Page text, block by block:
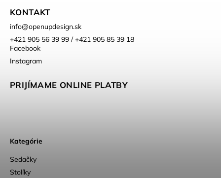
KONTAKT
info@openupdesign.sk
+421 905 56 39 99 / +421 905 85 39 18
Facebook
Instagram
PRIJÍMAME ONLINE PLATBY
Kategórie
Sedačky
Stolíky